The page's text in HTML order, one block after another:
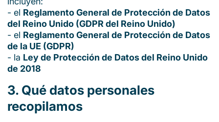
- el Reglamento General de Protección de Datos
del Reino Unido (GDPR del Reino Unido)
- el Reglamento General de Protección de Datos
de la UE (GDPR)
- la Ley de Protección de Datos del Reino Unido
de 2018
3. Qué datos personales
recopilamos